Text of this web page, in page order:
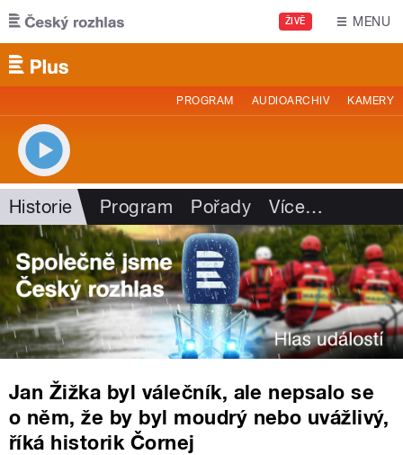
Přejít k hlavnímu obsahu
ŽIVĚ MENU
PROGRAM AUDIOARCHIV KAMERY
Historie Program Pořady Více…
Jan Žižka byl válečník, ale nepsalo se
o něm, že by byl moudrý nebo uvážlivý,
říká historik Čornej